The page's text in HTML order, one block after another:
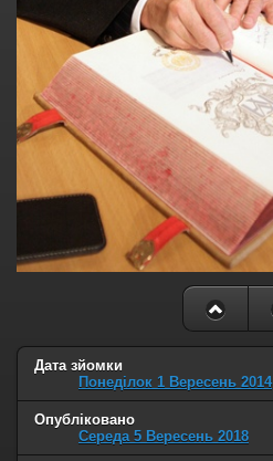
Дата зйомки
Понеділок 1 Вересень 2014
Опубліковано
Середа 5 Вересень 2018